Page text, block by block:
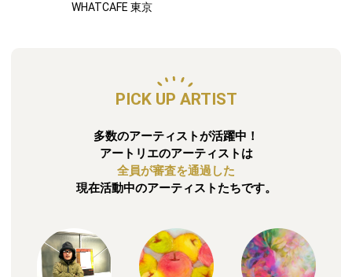
WHATCAFE 東京
PICK UP ARTIST
多数のアーティストが活躍中！
アートリエのアーティストは
全員が審査を通過した
現在活動中のアーティストたちです。